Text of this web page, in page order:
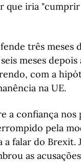
que iria "cumprir
três meses
meses
com a
na UE.
a confiança
pela
a falar do Brexit.
as